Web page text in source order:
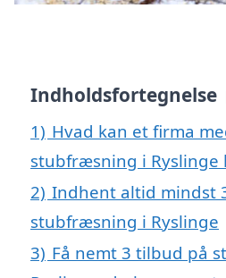
Indholdsfortegnelse
1) Hvad kan et firma
stubfræsning i Ryslinge
2) Indhent altid mindst
stubfræsning i Ryslinge
3) Få nemt 3 tilbud på